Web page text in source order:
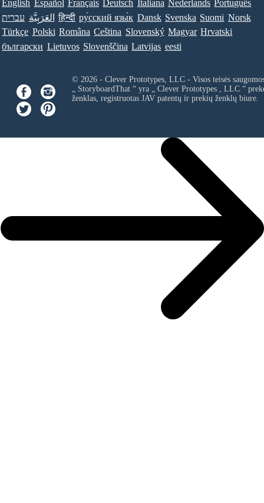
English Español Français Deutsch Italiana Nederlands Português
עברית العَرَبِيَّة हिन्दी ру́сский язы́к Dansk Svenska Suomi Norsk
Türkçe Polski Româna Ceština Slovenský Magyar Hrvatski
български Lietuvos Slovenščina Latvijas eesti
© 2026 - Clever Prototypes, LLC - Visos teisės
„ StoryboardThat “ yra „ Clever Prototypes , LLC“
ženklas, registruotas JAV patentų ir prekių ženklų biure.